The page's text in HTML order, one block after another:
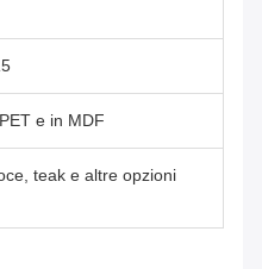
e in MDF
teak e altre opzioni